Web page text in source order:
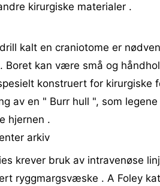
kirurgiske materialer .
kalt en craniotome er
Boret kan være små og
konstruert for kirurgiske
av en " Burr hull ", som
hjernen .
arkiv
krever bruk av intravenøse
ryggmargsvæske . A Foley